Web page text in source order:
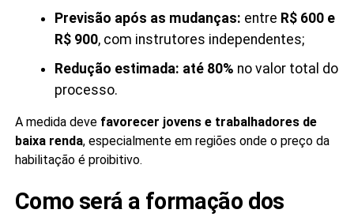
Previsão após as mudanças: entre R$ 600 e
R$ 900, com instrutores independentes;
Redução estimada: até 80% no valor total do
processo.
A medida deve favorecer jovens e trabalhadores de
baixa renda, especialmente em regiões onde o preço da
habilitação é proibitivo.
Como será a formação dos